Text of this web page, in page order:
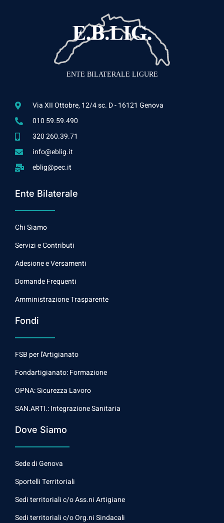
ENTE BILATERALE LIGURE
Via XII Ottobre, 12/4 sc. D - 16121 Genova
010 59.59.490
320 260.39.71
info@eblig.it
eblig@pec.it
Ente Bilaterale
Chi Siamo
Servizi e Contributi
Adesione e Versamenti
Domande Frequenti
Amministrazione Trasparente
Fondi
FSB per l'Artigianato
Fondartigianato: Formazione
OPNA: Sicurezza Lavoro
SAN.ARTI.: Integrazione Sanitaria
Dove Siamo
Sede di Genova
Sportelli Territoriali
Sedi territoriali c/o Ass.ni Artigiane
Sedi territoriali c/o Org.ni Sindacali